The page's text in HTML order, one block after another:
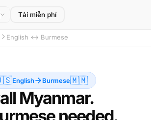
Tải miễn phí
English ↔ Burmese
English Burmese🇲🇲
Myanmar.
needed.